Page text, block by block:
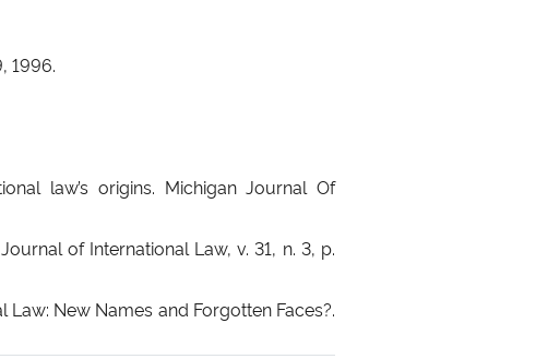
1996.
law’s origins. Michigan Journal Of
of International Law, v. 31, n. 3, p.
Law: New Names and Forgotten Faces?.